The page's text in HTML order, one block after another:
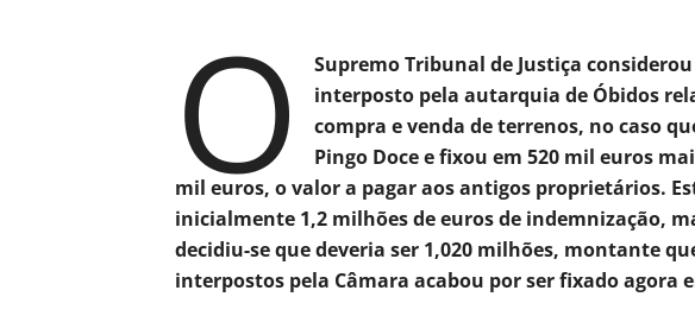
O
Supremo Tribunal de Justiça
interposto pela autarquia de Óbidos
compra e venda de terrenos, no caso
Pingo Doce e fixou em 520 mil euros
mil euros, o valor a pagar aos antigos proprietários.
inicialmente 1,2 milhões de euros de indemnização,
decidiu-se que deveria ser 1,020 milhões, montante
interpostos pela Câmara acabou por ser fixado agora